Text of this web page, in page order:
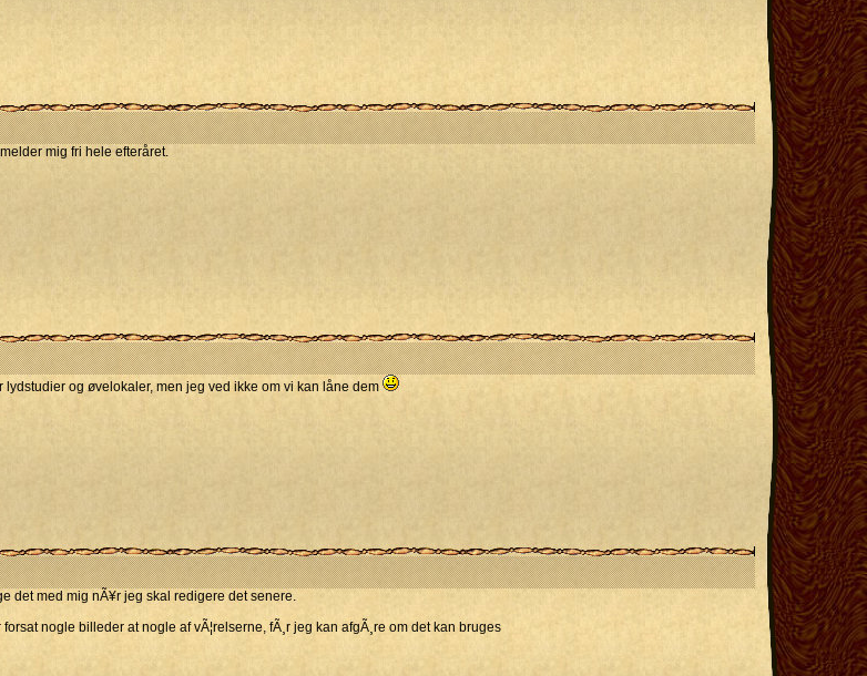
mig fri hele efteråret.
og øvelokaler, men jeg ved ikke om vi kan låne dem
det med mig nÃ¥r jeg skal redigere det senere.
nogle billeder at nogle af vÃ¦relserne, fÃ¸r jeg kan afgÃ¸re om det kan bruges